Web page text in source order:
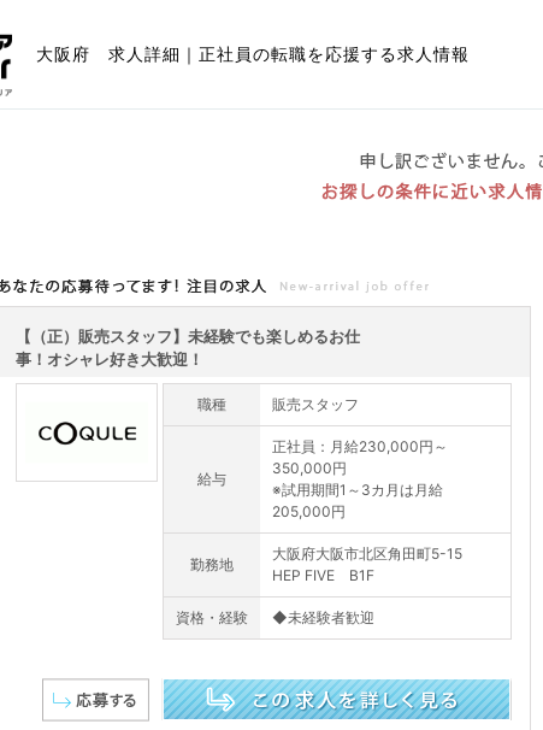
大阪府 求人詳細｜正社員の転職を応援する求人情報
なたの応募待ってます!注目の求人
【（正）販売スタッフ】未経験でも楽しめるお仕
事！オシャレ好き大歓迎！
職種 販売スタッフ
給与
正社員：月給230,000円～
350,000円
※試用期間1～3カ月は月給
205,000円
勤務地
大阪府大阪市北区角田町5-15
HEP FIVE B1F
資格・経験 ◆未経験者歓迎